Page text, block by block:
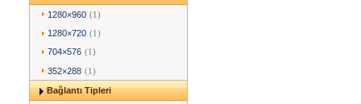
1280×960 (1)
1280×720 (1)
704×576 (1)
352×288 (1)
Bağlantı Tipleri